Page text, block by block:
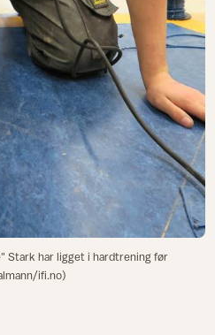
Stark har ligget i hardtrening før
ifi.no)